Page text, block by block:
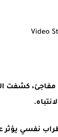
Video
مفاجئ، كشفت
نفسي يؤثر